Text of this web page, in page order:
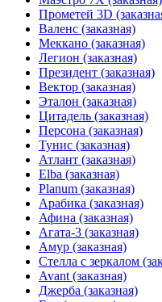
Прометей 3D
Валенс (заказная)
Меккано (заказная)
Легион (заказная)
Президент (заказная)
Вектор (заказная)
Эталон (заказная)
Цитадель (заказная)
Персона (заказная)
Тунис (заказная)
Атлант (заказная)
Elba (заказная)
Planum (заказная)
Арабика (заказная)
Афина (заказная)
Агата-3 (заказная)
Амур (заказная)
Стелла с зеркалом
Avant (заказная)
Джерба (заказная)